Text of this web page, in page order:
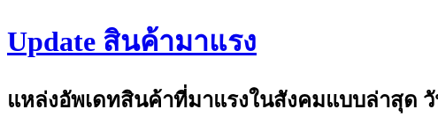
Update สินค้ามาแรง
แหล่งอัพเดทสินค้าที่มาแรงในสังคมแบบล่าสุด